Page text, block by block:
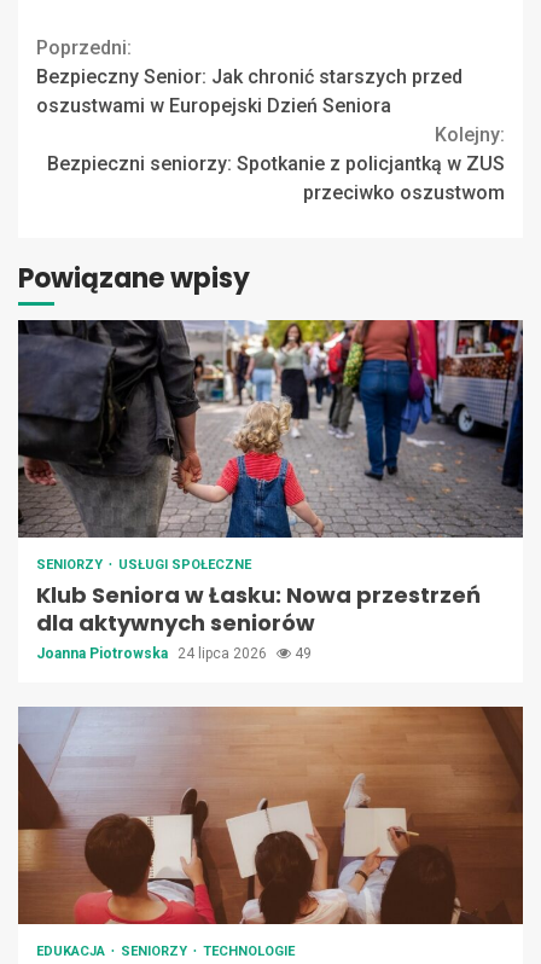
Continue
Reading
Poprzedni:
Bezpieczny Senior: Jak chronić starszych przed
oszustwami w Europejski Dzień Seniora
Kolejny:
Bezpieczni seniorzy: Spotkanie z policjantką w ZUS
przeciwko oszustwom
Powiązane wpisy
SENIORZY USŁUGI SPOŁECZNE
Klub Seniora w Łasku: Nowa przestrzeń
dla aktywnych seniorów
Joanna Piotrowska 24 lipca 2026 49
EDUKACJA SENIORZY TECHNOLOGIE